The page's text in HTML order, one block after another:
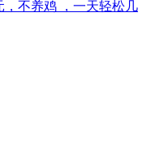
，不养鸡 ，一天轻松几